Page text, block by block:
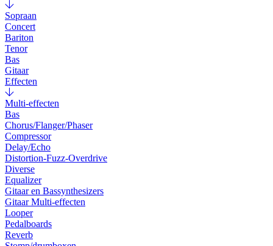
Sopraan
Concert
Bariton
Tenor
Bas
Gitaar
Effecten
Multi-effecten
Bas
Chorus/Flanger/Phaser
Compressor
Delay/Echo
Distortion-Fuzz-Overdrive
Diverse
Equalizer
Gitaar en Bassynthesizers
Gitaar Multi-effecten
Looper
Pedalboards
Reverb